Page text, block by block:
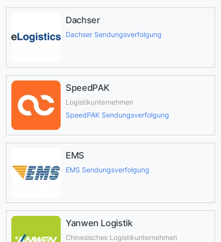
Dachser
Dachser Sendungsverfolgung
SpeedPAK
Logistikunternehmen
SpeedPAK Sendungsverfolgung
EMS
EMS Sendungsverfolgung
Yanwen Logistik
Chinesisches Logistikunternehmen